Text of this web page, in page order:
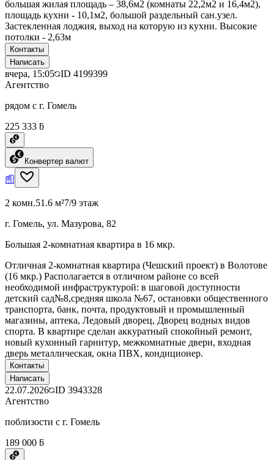
большая жилая площадь – 38,6м2 (комнаты 22,2м2 и 16,4м2),
площадь кухни - 10,1м2, большой раздельный сан.узел.
Застекленная лоджия, выход на которую из кухни. Высокие
потолки - 2,63м
Контакты
Написать
вчера, 15:05 ID 4199399
Агентство
рядом с г. Гомель
225 333 ƃ
Конвертер валют
2 комн.51.6 м²7/9 этаж
г. Гомель, ул. Мазурова, 82
Большая 2-комнатная квартира в 16 мкр.
Отличная 2-комнатная квартира (Чешский проект) в Волотове
(16 мкр.) Располагается в отличном районе со всей
необходимой инфраструктурой: в шаговой доступности
детский сад№8,средняя школа №67, остановки общественного
транспорта, банк, почта, продуктовый и промышленный
магазины, аптека, Ледовый дворец, Дворец водных видов
спорта. В квартире сделан аккуратный спокойный ремонт,
новый кухонный гарнитур, межкомнатные двери, входная
дверь металлическая, окна ПВХ, кондиционер.
Контакты
Написать
22.07.2026 ID 3943328
Агентство
поблизости с г. Гомель
189 000 ƃ